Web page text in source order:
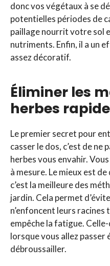
donc vos végétaux à se
potentielles périodes de
paillage nourrit votre sol
nutriments. Enfin, il a un
assez décoratif.
Éliminer les
herbes
Le premier secret pour
casser le dos, c’est de ne
herbes vous envahir.
à mesure. Le mieux est
c’est la meilleure des
jardin. Cela permet
n’enfoncent leurs
empêche la fatigue.
lorsque vous allez passer
débroussailler.